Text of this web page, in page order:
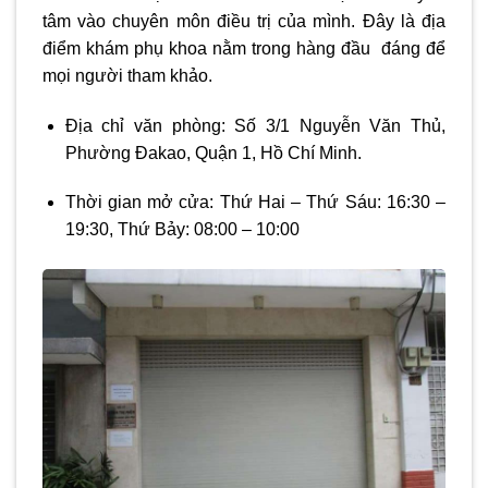
tâm vào chuyên môn điều trị của mình. Đây là địa
điểm khám phụ khoa nằm trong hàng đầu đáng để
mọi người tham khảo.
Địa chỉ văn phòng: Số 3/1 Nguyễn Văn Thủ,
Phường Đakao, Quận 1, Hồ Chí Minh.
Thời gian mở cửa: Thứ Hai – Thứ Sáu: 16:30 –
19:30, Thứ Bảy: 08:00 – 10:00